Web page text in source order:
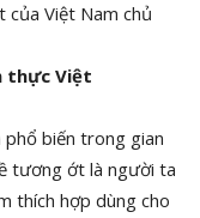
Việt Nam chủ
thực Việt
biến trong gian
tương ớt là người ta
thích hợp dùng cho